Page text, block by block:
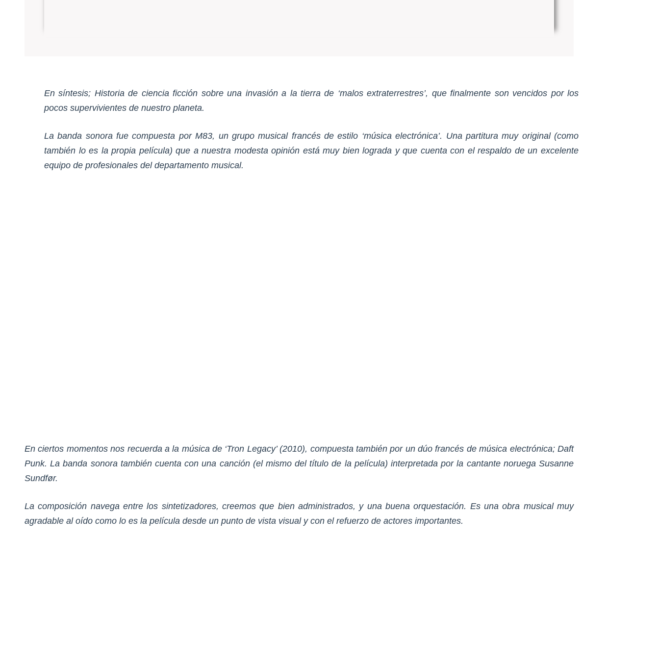
En síntesis; Historia de ciencia ficción sobre una invasión a la tierra de ‘malos extraterrestres’, que finalmente son vencidos por los
pocos supervivientes de nuestro planeta.
La banda sonora fue compuesta por M83, un grupo musical francés de estilo ‘música electrónica’. Una partitura muy original (como
también lo es la propia película) que a nuestra modesta opinión está muy bien lograda y que cuenta con el respaldo de un excelente
equipo de profesionales del departamento musical.
En ciertos momentos nos recuerda a la música de ‘Tron Legacy’ (2010), compuesta también por un dúo francés de música electrónica; Daft
Punk. La banda sonora también cuenta con una canción (el mismo del título de la película) interpretada por la cantante noruega Susanne
Sundfør.
La composición navega entre los sintetizadores, creemos que bien administrados, y una buena orquestación. Es una obra musical muy
agradable al oído como lo es la película desde un punto de vista visual y con el refuerzo de actores importantes.